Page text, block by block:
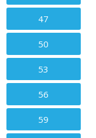
47
50
53
56
59